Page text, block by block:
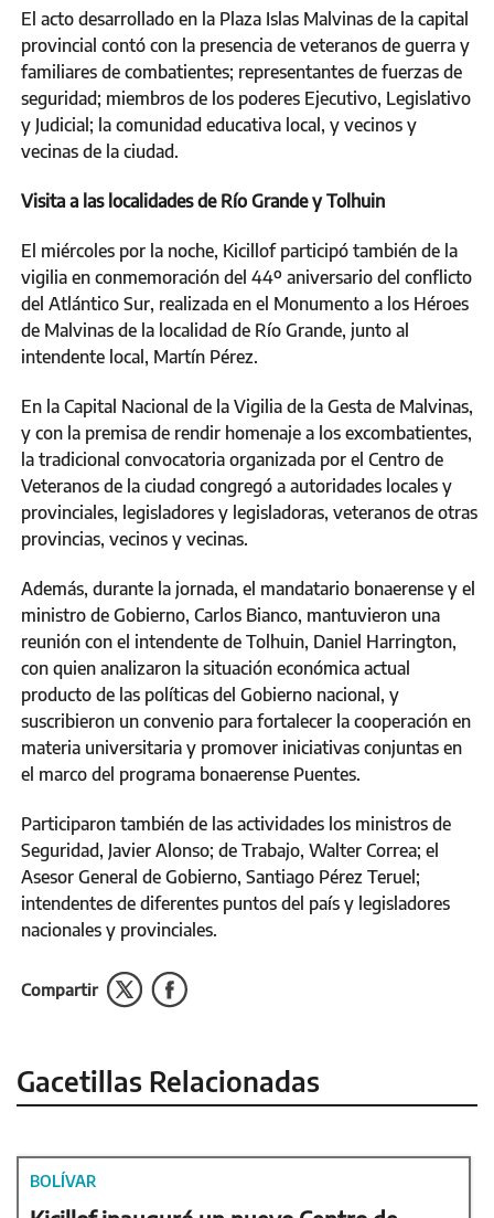
El acto desarrollado en la Plaza Islas Malvinas de la capital
provincial contó con la presencia de veteranos de guerra y
familiares de combatientes; representantes de fuerzas de
seguridad; miembros de los poderes Ejecutivo, Legislativo
y Judicial; la comunidad educativa local, y vecinos y
vecinas de la ciudad.
Visita a las localidades de Río Grande y Tolhuin
El miércoles por la noche, Kicillof participó también de la
vigilia en conmemoración del 44º aniversario del conflicto
del Atlántico Sur, realizada en el Monumento a los Héroes
de Malvinas de la localidad de Río Grande, junto al
intendente local, Martín Pérez.
En la Capital Nacional de la Vigilia de la Gesta de Malvinas,
y con la premisa de rendir homenaje a los excombatientes,
la tradicional convocatoria organizada por el Centro de
Veteranos de la ciudad congregó a autoridades locales y
provinciales, legisladores y legisladoras, veteranos de otras
provincias, vecinos y vecinas.
Además, durante la jornada, el mandatario bonaerense y el
ministro de Gobierno, Carlos Bianco, mantuvieron una
reunión con el intendente de Tolhuin, Daniel Harrington,
con quien analizaron la situación económica actual
producto de las políticas del Gobierno nacional, y
suscribieron un convenio para fortalecer la cooperación en
materia universitaria y promover iniciativas conjuntas en
el marco del programa bonaerense Puentes.
Participaron también de las actividades los ministros de
Seguridad, Javier Alonso; de Trabajo, Walter Correa; el
Asesor General de Gobierno, Santiago Pérez Teruel;
intendentes de diferentes puntos del país y legisladores
nacionales y provinciales.
Compartir
Gacetillas Relacionadas
BOLÍVAR